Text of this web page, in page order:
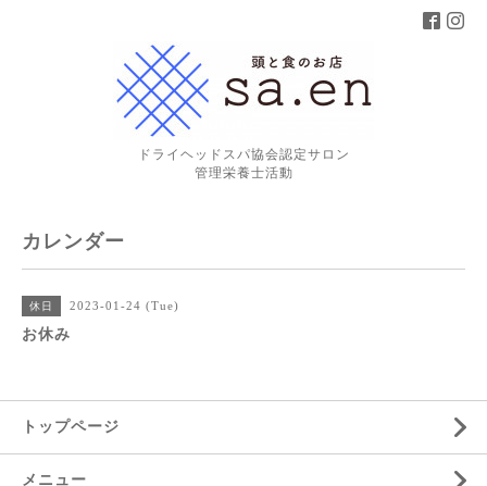
ドライヘッドスパ協会認定サロン
管理栄養士活動
カレンダー
休日 2023-01-24 (Tue)
お休み
トップページ
メニュー